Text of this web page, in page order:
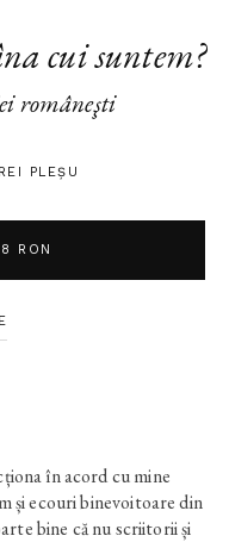
cui suntem?
româneşti
PLEŞU
RON
în acord cu mine
și ecouri binevoitoare din
bine că nu scriitorii și